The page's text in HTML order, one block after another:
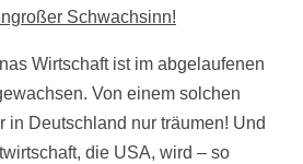
Schwachsinn!
Wirtschaft ist im abgelaufenen
Von einem solchen
in Deutschland nur träumen! Und
die USA, wird – so